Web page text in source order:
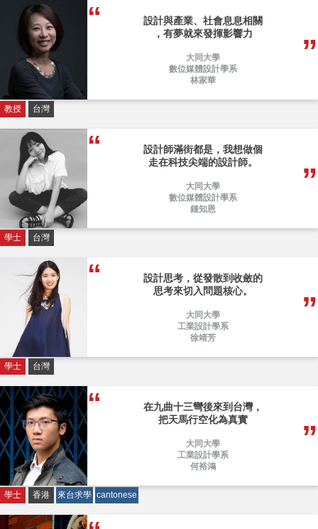
設計與產業、社會息息相關
，有夢就來發揮影響力
大同大學
數位媒體設計學系
林家華
教授 台灣
設計師滿街都是，我想做個
走在科技尖端的設計師。
大同大學
數位媒體設計學系
鍾知恩
學士 台灣
設計思考，從發散到收斂的
思考來切入問題核心。
大同大學
工業設計學系
徐靖芳
學士 台灣
在九曲十三彎後來到台灣，
把天馬行空化為真實
大同大學
工業設計學系
何裕鴻
學士 香港 來台求學 cantonese